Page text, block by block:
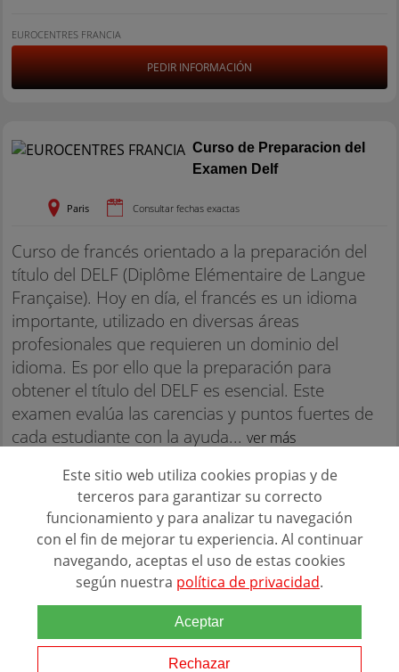
EUROCENTRES FRANCIA
PEDIR INFORMACIÓN
Curso de Preparacion del
Examen Delf
Paris Consultar fechas exactas
Curso de francés orientado a la preparación del
título del DELF (Diplôme Elémentaire de Langue
Française). Hoy en día, el francés es un idioma
importante, utilizado en diversas áreas
profesionales que requieren un dominio del
idioma. Es por ello que la preparación para
obtener el título del DELF es esencial. Este
examen evalúa las carencias y puntos fuertes de
cada estudiante con la ayuda... ver más
EUROCENTRES FRANCIA
PEDIR INFORMACIÓN
Consulta opiniones de centros de formación
Este sitio web utiliza cookies propias y de
terceros para garantizar su correcto
funcionamiento y para analizar tu navegación
con el fin de mejorar tu experiencia. Al continuar
navegando, aceptas el uso de estas cookies
según nuestra política de privacidad.
Aceptar
Rechazar